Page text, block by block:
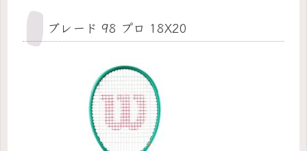
ブレード 98 プロ 18X20